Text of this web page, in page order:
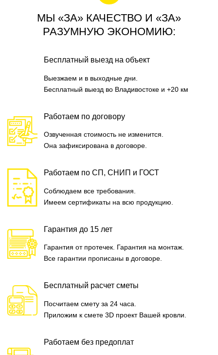
МЫ «ЗА» КАЧЕСТВО И «ЗА»
РАЗУМНУЮ ЭКОНОМИЮ:
Бесплатный выезд на объект
Выезжаем и в выходные дни.
Бесплатный выезд во Владивостоке и +20 км
Работаем по договору
Озвученная стоимость не изменится.
Она зафиксирована в договоре.
Работаем по СП, СНИП и ГОСТ
Соблюдаем все требования.
Имеем сертификаты на всю продукцию.
Гарантия до 15 лет
Гарантия от протечек. Гарантия на монтаж.
Все гарантии прописаны в договоре.
Бесплатный расчет сметы
Посчитаем смету за 24 часа.
Приложим к смете 3D проект Вашей кровли.
Работаем без предоплат